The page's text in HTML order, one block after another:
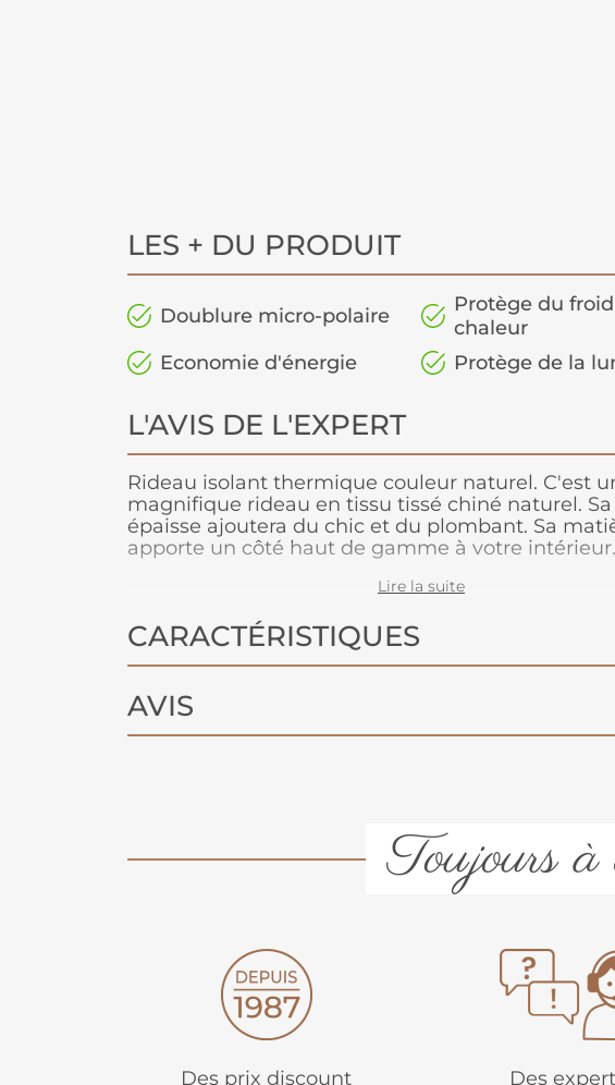
LES + DU PRODUIT
Doublure micro-polaire
Protège du
chaleur
Economie d'énergie
Protège de la
L'AVIS DE L'EXPERT
Rideau isolant thermique couleur naturel. C'est
magnifique rideau en tissu tissé chiné naturel.
épaisse ajoutera du chic et du plombant. Sa
apporte un côté haut de gamme à votre
Lire la suite
CARACTÉRISTIQUES
AVIS
Toujours à
Des prix discount
Des